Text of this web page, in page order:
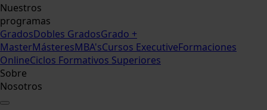
Nuestros
programas
GradosDobles GradosGrado +
MasterMásteresMBA'sCursos ExecutiveFormaciones
OnlineCiclos Formativos Superiores
Sobre
Nosotros